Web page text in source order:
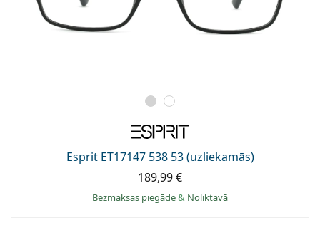
Esprit ET17147 538 53 (uzliekamās)
189,99 €
Bezmaksas piegāde& Noliktavā